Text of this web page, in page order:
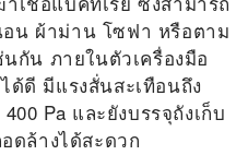
น ผ้าม่าน โซฟา หรือตาม
กัน ภายในตัวเครื่องมือ
ดี มีแรงสั่นสะเทือนถึง
Pa และยังบรรจุถังเก็บ
ดล้างได้สะดวก